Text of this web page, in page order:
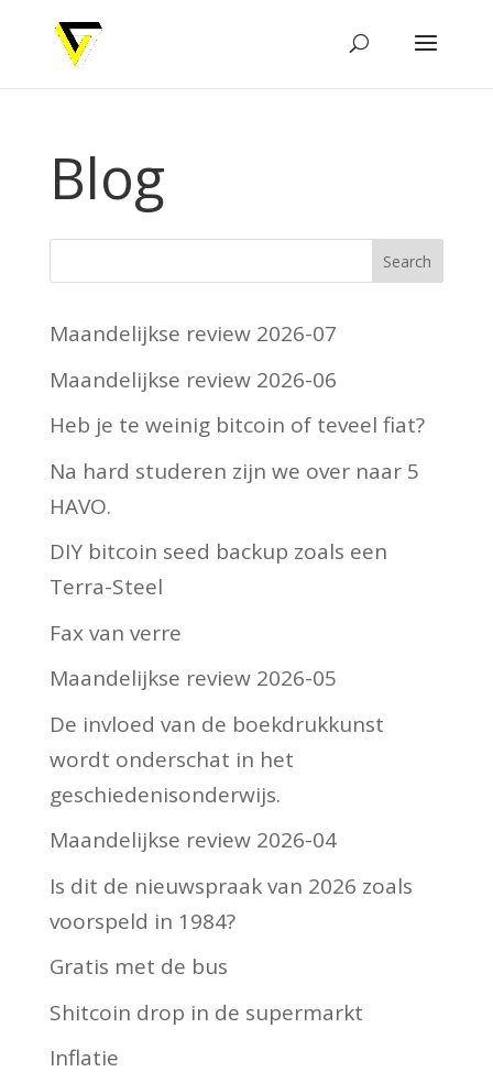
Blog
Maandelijkse review 2026-07
Maandelijkse review 2026-06
Heb je te weinig bitcoin of teveel fiat?
Na hard studeren zijn we over naar 5
HAVO.
DIY bitcoin seed backup zoals een
Terra-Steel
Fax van verre
Maandelijkse review 2026-05
De invloed van de boekdrukkunst
wordt onderschat in het
geschiedenisonderwijs.
Maandelijkse review 2026-04
Is dit de nieuwspraak van 2026 zoals
voorspeld in 1984?
Gratis met de bus
Shitcoin drop in de supermarkt
Inflatie